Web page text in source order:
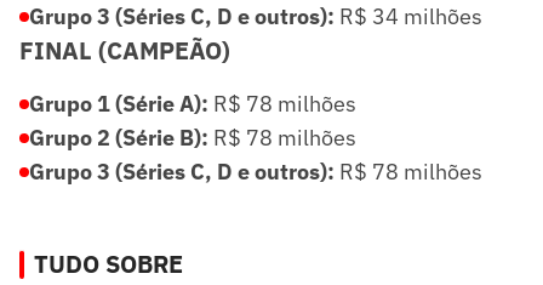
Grupo 3 (Séries C, D e outros): R$ 34 milhões
FINAL (CAMPEÃO)
Grupo 1 (Série A): R$ 78 milhões
Grupo 2 (Série B): R$ 78 milhões
Grupo 3 (Séries C, D e outros): R$ 78 milhões
TUDO SOBRE